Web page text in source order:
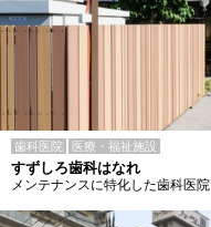
歯科医院 医療・福祉施設
すずしろ歯科はなれ
メンテナンスに特化した歯科医院